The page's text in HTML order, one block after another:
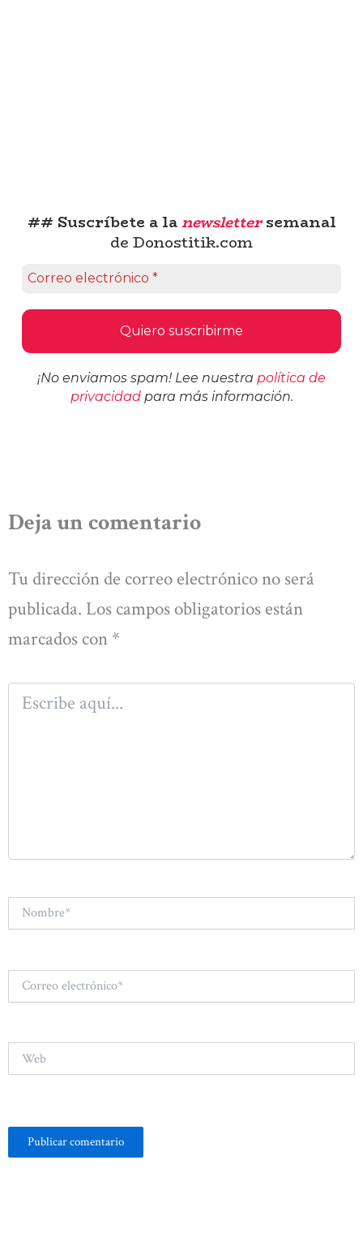
## Suscríbete a lanewslettersemanal
de Donostitik.com
¡No enviamos spam! Lee nuestra política de
privacidadpara más información.
Deja un comentario
Tu dirección de correo electrónico no será
publicada. Los campos obligatorios están
marcados con *
Escribe
aquí...
Nombre*
electrónico*